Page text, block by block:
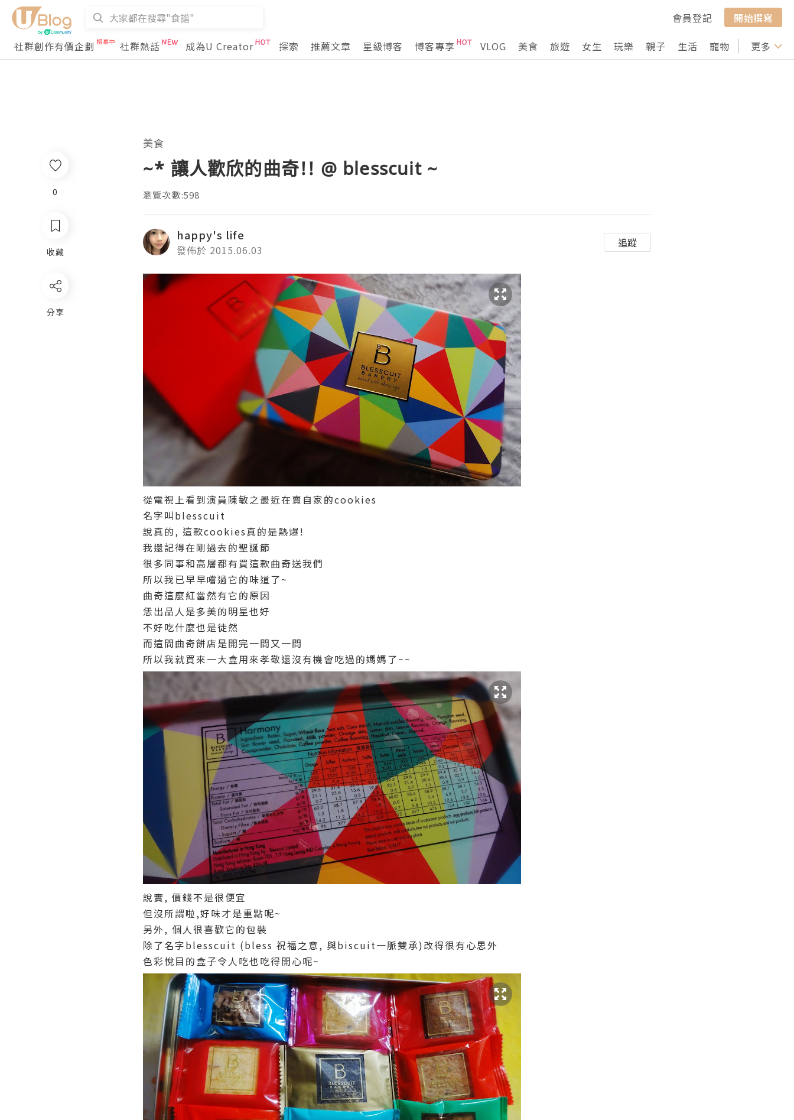
會員登記
開始撰寫
社群創作有價企劃
社群熱話 成為U Creator 探索 推薦文章 星級博客 博客專享 VLOG 美食 旅遊 女生 玩樂 親子 生活 寵物 行山 打卡
更多
0
收藏
分享
美食
~* 讓人歡欣的曲奇!! @ blesscuit ~
瀏覽次數:598
happy's life
發佈於 2015.06.03
追蹤
從電視上看到演員陳敏之最近在賣自家的cookies
名字叫blesscuit
說真的, 這款cookies真的是熱爆!
我還記得在剛過去的聖誕節
很多同事和高層都有買這款曲奇送我們
所以我已早早嚐過它的味道了~
曲奇這麼紅當然有它的原因
恁出品人是多美的明星也好
不好吃什麼也是徒然
而這間曲奇餅店是開完一間又一間
所以我就買來一大盒用來孝敬還沒有機會吃過的媽媽了~~
說實, 價錢不是很便宜
但沒所謂啦,好味才是重點呢~
另外, 個人很喜歡它的包裝
除了名字blesscuit (bless 祝福之意, 與biscuit一脈雙承)改得很有心思外
色彩悅目的盒子令人吃也吃得開心呢~